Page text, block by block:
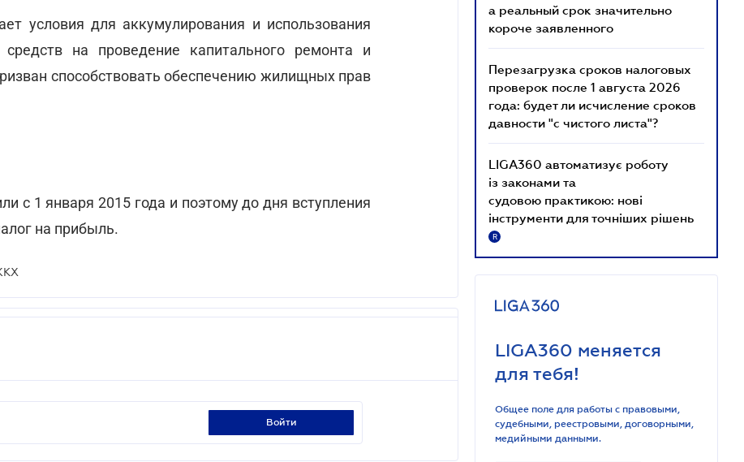
условия для аккумулирования и использования
на проведение капитального ремонта и
способствовать обеспечению жилищных прав
1 января 2015 года и поэтому до дня вступления
на прибыль.
войти
а реальный срок значительно
короче заявленного
Перезагрузка сроков налоговых
проверок после 1 августа 2026
года: будет ли исчисление сроков
давности "с чистого листа"?
LIGA360 автоматизує роботу
із законами та
судовою практикою: нові
інструменти для точніших рішень
R
LIGA360 меняется
для тебя!
Общее поле для работы с правовыми,
судебными, реестровыми, договорными,
медийными данными.